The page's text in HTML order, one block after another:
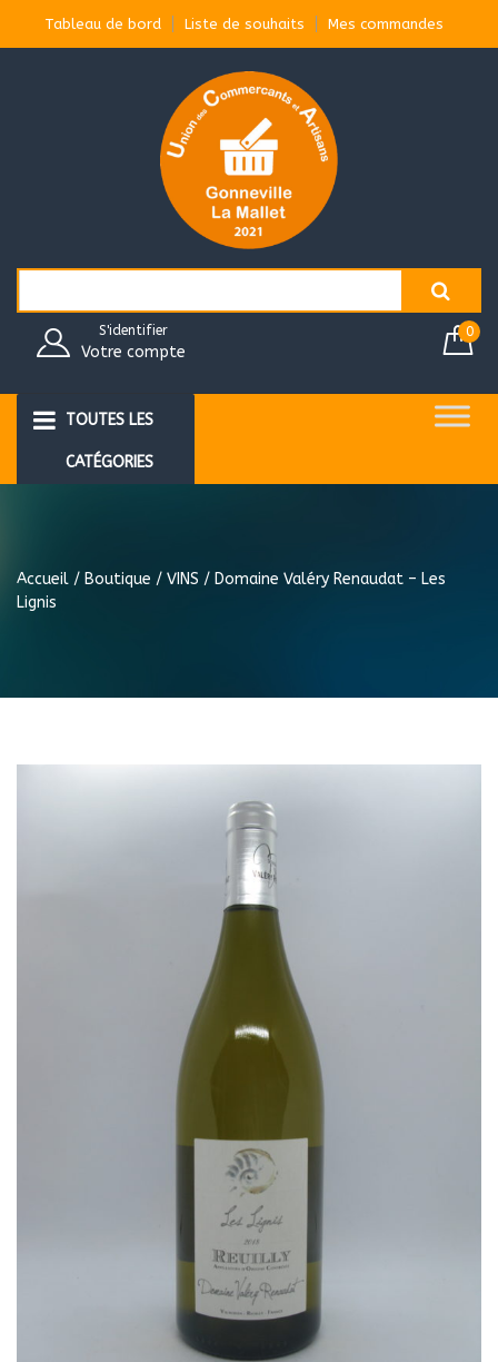
Tableau de bord Liste de souhaits Mes commandes
S'identifier
Votre compte
0
TOUTES LES
CATÉGORIES
Accueil / Boutique / VINS / Domaine Valéry Renaudat – Les
Lignis